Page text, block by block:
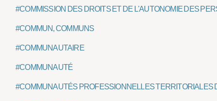
#COMMISSION DES DROITS ET DE L'AUTONOMIE DES
#COMMUN, COMMUNS
#COMMUNAUTAIRE
#COMMUNAUTÉ
#COMMUNAUTÉS PROFESSIONNELLES TERRITORIALES